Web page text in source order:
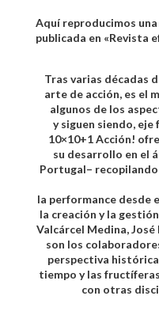
Aquí reproducimos
publicada en «Revista
Tras varias décadas
arte de acción, es el
algunos de los
y siguen siendo,
10×10+1 Acción!
su desarrollo en el
Portugal–
la performance desde
la creación y la
Valcárcel Medina,
son los
perspectiva
tiempo y las
con otras